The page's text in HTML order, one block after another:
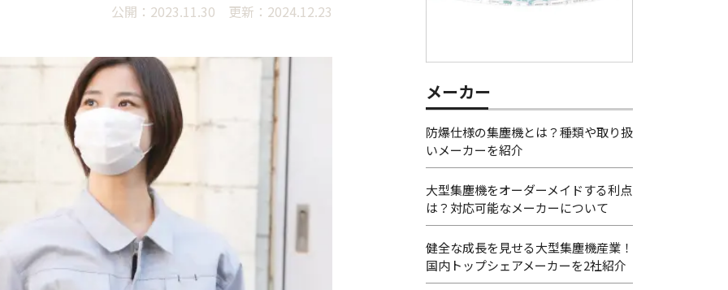
公開：2023.11.30 更新：2024.12.23
メーカー
防爆仕様の集塵機とは？種類や取り扱
いメーカーを紹介
大型集塵機をオーダーメイドする利点
は？対応可能なメーカーについて
健全な成長を見せる大型集塵機産業！
国内トップシェアメーカーを2社紹介